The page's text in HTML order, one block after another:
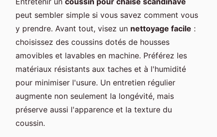
peut sembler simple si vous savez comment vous
y prendre. Avant tout, visez un nettoyage facile :
choisissez des coussins dotés de housses
amovibles et lavables en machine. Préférez les
matériaux résistants aux taches et à l'humidité
pour minimiser l'usure. Un entretien régulier
augmente non seulement la longévité, mais
préserve aussi l'apparence et la texture du
coussin.